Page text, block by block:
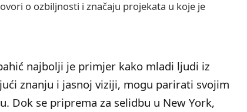
o ozbiljnosti i značaju projekata u koje je
najbolji je primjer kako mladi ljudi iz
znanju i jasnoj viziji, mogu parirati svojim
Dok se priprema za selidbu u New York,